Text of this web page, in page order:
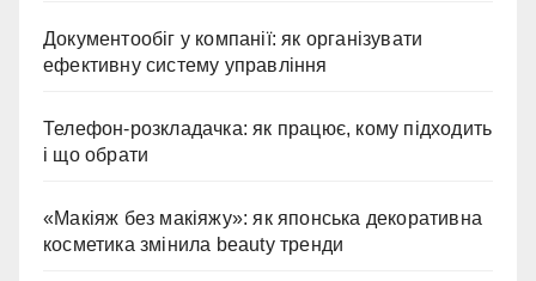
Документообіг у компанії: як організувати
ефективну систему управління
Телефон-розкладачка: як працює, кому підходить
і що обрати
«Макіяж без макіяжу»: як японська декоративна
косметика змінила beauty тренди